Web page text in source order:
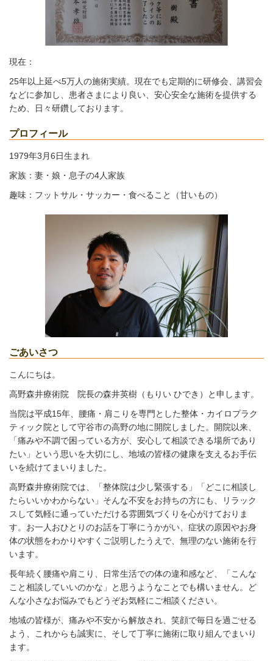
現在：
25年以上延べ5万人の施術実績。現在でも定期的に研修会、講習会
などに参加し、患者さまにより良い、安心安全な施術を提供する
ため、日々研鑽しております。
プロフィール
1979年3月6日生まれ
家族：妻・娘・息子の4人家族
趣味：フットサル・サッカー・食べること（甘いもの）
ごあいさつ
こんにちは。
高野森井療術院 院長の森井英樹（もりい ひでき）と申します。
当院は平成15年、腰痛・肩こりを専門とした整体・カイロプラク
ティック院として守谷市の高野の地に開院しました。開院以来、
「痛みや不調で困っている方が、安心して相談できる場所であり
たい」という思いを大切にし、地域の皆様の健康を支えるお手伝
いを続けてまいりました。
高野森井療術院では、「整体院は少し緊張する」「どこに相談し
たらいいかわからない」そんな不安をお持ちの方にも、リラック
スして気軽に通っていただける雰囲気づくりを心がけておりま
す。お一人おひとりのお話を丁寧にうかがい、症状の原因やお身
体の状態をわかりやすくご説明したうえで、無理のない施術を行
います。
長年続く腰痛や肩こり、日常生活での体の違和感など、「こんな
こと相談していいのかな」と思うようなことでも構いません。ど
んな小さなお悩みでもどうぞお気軽にご相談ください。
地域の皆様が、痛みや不安から解放され、笑顔で毎日を過ごせる
よう、これからも誠実に、そして丁寧に施術に取り組んでまいり
ます。